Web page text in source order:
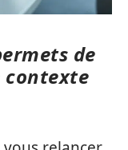
de
contexte